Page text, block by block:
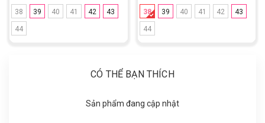
38 39 40 41 42 43
44
38 39 40 41 42 43
44
CÓ THỂ BẠN THÍCH
Sản phẩm đang cập nhật